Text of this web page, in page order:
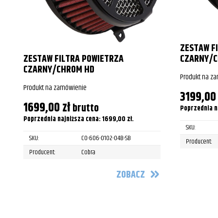
Harley-Davidson
FLHR
Harley-Davidson
FLHR
Harley-Davidson
FLHR Road
Harley-Davidson
Harley-Davidson
FLHR Road
FLHR Road
Harley-Davidson
FLHR Road
ZESTAW FILTRA POWIETRZA
CZARNY/CHROM HD
Produkt na zamówienie
1699,00złbrutto
Poprzednia najniższa cena:1699,00 zł.
SKU:
CO-606-0102-04B-SB
Producent:
Cobra
ZOBACZ
ZESTAW
CZARNY/
Produkt na
3199,00
Poprzednia
SKU:
Producent: